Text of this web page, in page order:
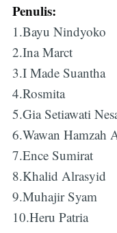
Penulis:
1.Bayu Nindyoko
2.Ina Marct
3.I Made Suantha
4.Rosmita
5.Gia Setiawati
6.Wawan Hamzah
7.Ence Sumirat
8.Khalid Alrasyid
9.Muhajir Syam
10.Heru Patria